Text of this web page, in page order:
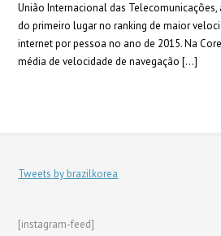
União Internacional das
do primeiro lugar no ranking de maior
internet por pessoa no ano de 2015. Na
média de velocidade de navegação […]
Tweets by brazilkorea
[instagram-feed]